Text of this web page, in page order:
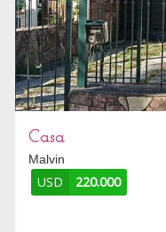
Casa
Malvin
USD 220.000